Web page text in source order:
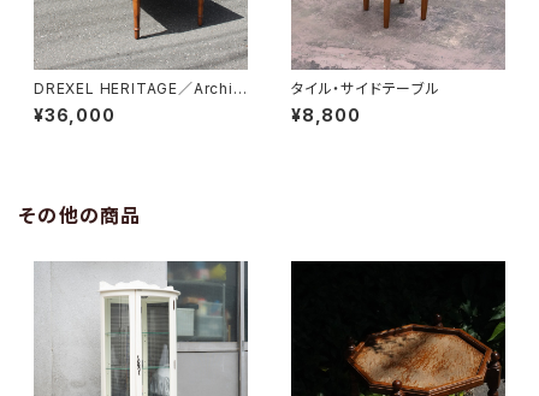
DREXEL HERITAGE／Archit
ectual Low Table
¥36,000
タイル・サイドテーブル
¥8,800
その他の商品